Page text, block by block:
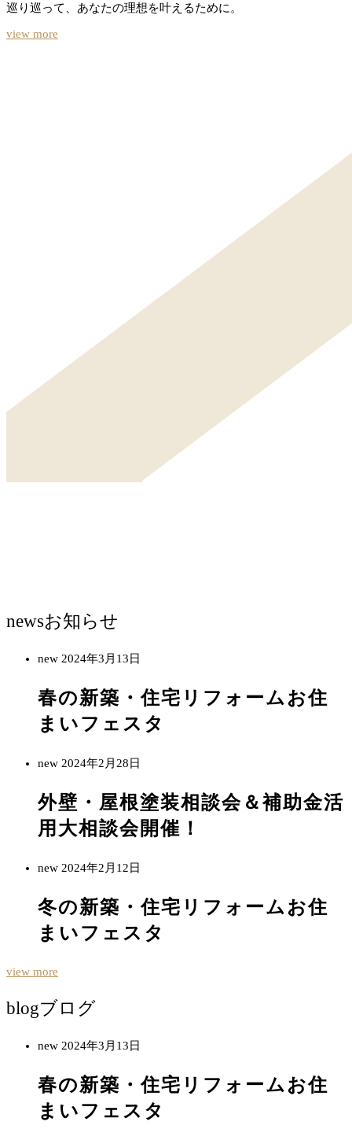
巡り巡って、あなたの理想を叶えるために。
view more
newsお知らせ
new 2024年3月13日
春の新築・住宅リフォームお住
まいフェスタ
new 2024年2月28日
外壁・屋根塗装相談会＆補助金活
用大相談会開催！
new 2024年2月12日
冬の新築・住宅リフォームお住
まいフェスタ
view more
blogブログ
new 2024年3月13日
春の新築・住宅リフォームお住
まいフェスタ